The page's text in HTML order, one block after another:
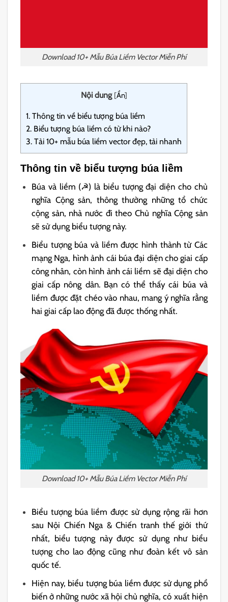
Download 10+ Mẫu Búa Liềm Vector Miễn Phí
Nội dung [Ẩn]
1. Thông tin về biểu tượng búa liềm
2. Biểu tượng búa liềm có từ khi nào?
3. Tải 10+ mẫu búa liềm vector đẹp, tải nhanh
Thông tin về biểu tượng búa liềm
Búa và liềm (☭) là biểu tượng đại diện cho chủ
nghĩa Cộng sản, thông thường những tổ chức
cộng sản, nhà nước đi theo Chủ nghĩa Cộng sản
sẽ sử dụng biểu tượng này.
Biểu tượng búa và liềm được hình thành từ Các
mạng Nga, hình ảnh cái búa đại diện cho giai cấp
công nhân, còn hình ảnh cái liềm sẽ đại diện cho
giai cấp nông dân. Bạn có thể thấy cái búa và
liềm được đặt chéo vào nhau, mang ý nghĩa rằng
hai giai cấp lao động đã được thống nhất.
Download 10+ Mẫu Búa Liềm Vector Miễn Phí
Biểu tượng búa liềm được sử dụng rộng rãi hơn
sau Nội Chiến Nga & Chiến tranh thế giới thứ
nhất, biểu tượng này được sử dụng như biểu
tượng cho lao động cũng như đoàn kết vô sản
quốc tế.
Hiện nay, biểu tượng búa liềm được sử dụng phổ
biến ở những nước xã hội chủ nghĩa, có xuất hiện